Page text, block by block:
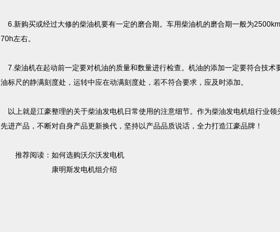
6.新购买或经过大修的柴油机要有一定的磨合期。车用柴油机的磨合期一般为
70h左右。
7.柴油机在起动前一定要对机油的质量和数量进行检查。机油的添加一定要符合技术
油标尺的静满刻度处，运转中应在动满刻度处，若不符合要求，应及时添加。
以上就是江豪整理的关于柴油发电机日常使用的注意细节。作为柴油发电机组行业领
先进产品，不断对自身产品更新换代，坚持以产品品质说话，全力打造江豪品牌！
推荐阅读：如何选购沃尔沃发电机
康明斯发电机组介绍